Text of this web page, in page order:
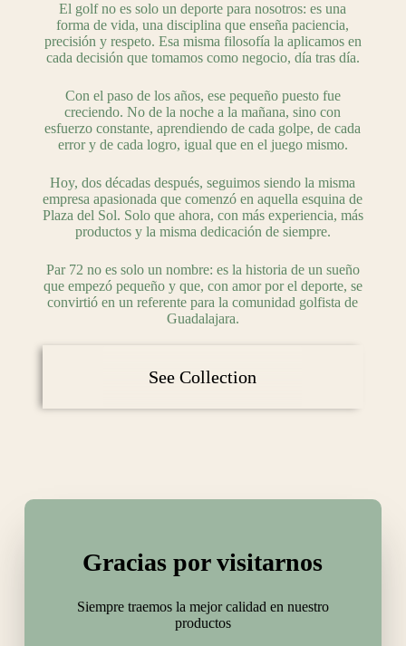
El golf no es solo un deporte para nosotros: es una
forma de vida, una disciplina que enseña paciencia,
precisión y respeto. Esa misma filosofía la aplicamos en
cada decisión que tomamos como negocio, día tras día.
Con el paso de los años, ese pequeño puesto fue
creciendo. No de la noche a la mañana, sino con
esfuerzo constante, aprendiendo de cada golpe, de cada
error y de cada logro, igual que en el juego mismo.
Hoy, dos décadas después, seguimos siendo la misma
empresa apasionada que comenzó en aquella esquina de
Plaza del Sol. Solo que ahora, con más experiencia, más
productos y la misma dedicación de siempre.
Par 72 no es solo un nombre: es la historia de un sueño
que empezó pequeño y que, con amor por el deporte, se
convirtió en un referente para la comunidad golfista de
Guadalajara.
See Collection
Gracias por visitarnos
Siempre traemos la mejor calidad en nuestro
productos